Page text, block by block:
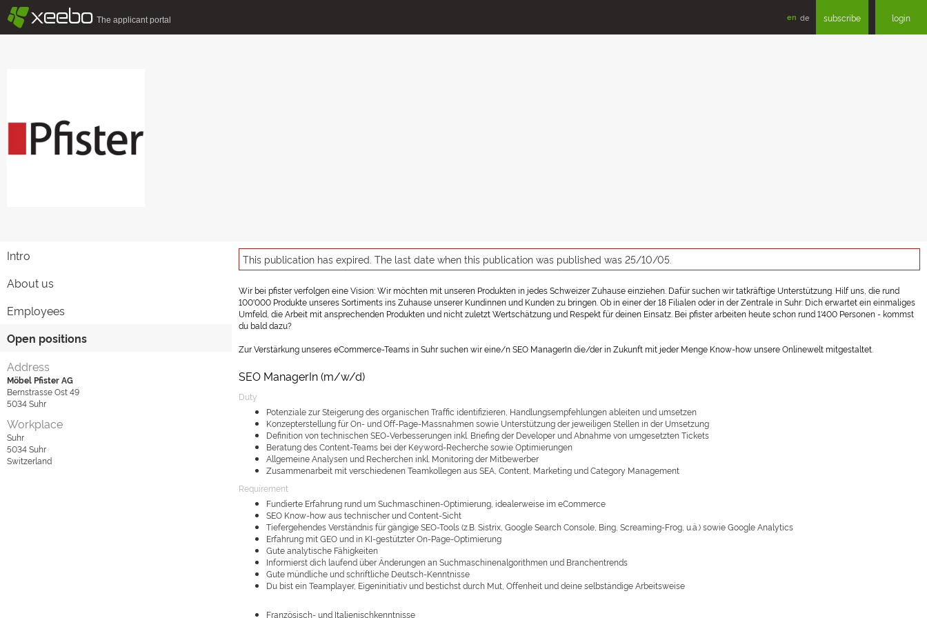
§xeebo The applicant portal en de subscribe login
Intro
About us
Employees
Open positions
Address
Möbel Pfister AG
Bernstrasse Ost 49
5034Suhr
Workplace
Suhr
5034Suhr
Switzerland
This publication has expired. The last date when this publication was published was 25/10/05.
Wir bei pfister verfolgen eine Vision: Wir möchten mit unseren Produkten in jedes Schweizer Zuhause einziehen. Dafür suchen wir tatkräftige Unterstützung. Hilf uns, die rund
100'000 Produkte unseres Sortiments ins Zuhause unserer Kundinnen und Kunden zu bringen. Ob in einer der 18 Filialen oder in der Zentrale in Suhr: Dich erwartet ein einmaliges
Umfeld, die Arbeit mit ansprechenden Produkten und nicht zuletzt Wertschätzung und Respekt für deinen Einsatz. Bei pfister arbeiten heute schon rund 1'400 Personen - kommst
du bald dazu?
Zur Verstärkung unseres eCommerce-Teams in Suhr suchen wir eine/n SEO ManagerIn die/der in Zukunft mit jeder Menge Know-how unsere Onlinewelt mitgestaltet.
SEO ManagerIn (m/w/d)
Duty
Potenziale zur Steigerung des organischen Traffic identifizieren, Handlungsempfehlungen ableiten und umsetzen
Konzepterstellung für On- und Off-Page-Massnahmen sowie Unterstützung der jeweiligen Stellen in der Umsetzung
Definition von technischen SEO-Verbesserungen inkl. Briefing der Developer und Abnahme von umgesetzten Tickets
Beratung des Content-Teams bei der Keyword-Recherche sowie Optimierungen
Allgemeine Analysen und Recherchen inkl. Monitoring der Mitbewerber
Zusammenarbeit mit verschiedenen Teamkollegen aus SEA, Content, Marketing und Category Management
Requirement
Fundierte Erfahrung rund um Suchmaschinen-Optimierung, idealerweise im eCommerce
SEO Know-how aus technischer und Content-Sicht
Tiefergehendes Verständnis für gängige SEO-Tools (z.B. Sistrix, Google Search Console, Bing, Screaming-Frog, u.ä.) sowie Google Analytics
Erfahrung mit GEO und in KI-gestützter On-Page-Optimierung
Gute analytische Fähigkeiten
Informierst dich laufend über Änderungen an Suchmaschinenalgorithmen und Branchentrends
Gute mündliche und schriftliche Deutsch-Kenntnisse
Du bist ein Teamplayer, Eigeninitiativ und bestichst durch Mut, Offenheit und deine selbständige Arbeitsweise
Französisch- und Italienischkenntnisse